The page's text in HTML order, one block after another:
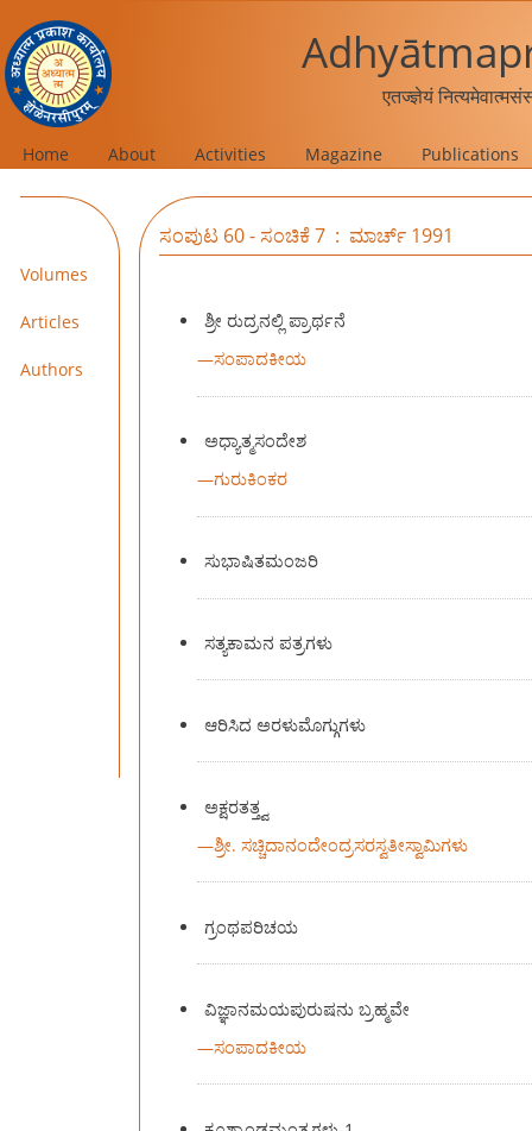
एतज्ज्ञेयं
Home About Activities Magazine Publications
Volumes
Articles
Authors
ಸಂಪುಟ 60 - ಸಂಚಿಕೆ 7 : ಮಾರ್ಚ್ 1991
ಶ್ರೀ ರುದ್ರನಲ್ಲಿ ಪ್ರಾರ್ಥನೆ
—ಸಂಪಾದಕೀಯ
ಅಧ್ಯಾತ್ಮಸಂದೇಶ
—ಗುರುಕಿಂಕರ
ಸುಭಾಷಿತಮಂಜರಿ
ಸತ್ಯಕಾಮನ ಪತ್ರಗಳು
ಆರಿಸಿದ ಅರಳುಮೊಗ್ಗುಗಳು
ಅಕ್ಷರತತ್ತ್ವ
—ಶ್ರೀ. ಸಚ್ಚಿದಾನಂದೇಂದ್ರಸರಸ್ವತೀಸ್ವಾಮಿಗಳು
ಗ್ರಂಥಪರಿಚಯ
ವಿಜ್ಞಾನಮಯಪುರುಷನು ಬ್ರಹ್ಮವೇ
—ಸಂಪಾದಕೀಯ